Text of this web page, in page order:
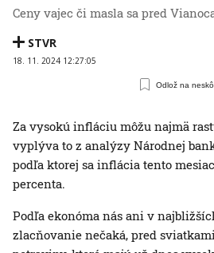
Ceny vajec či masla sa pred
STVR
18. 11. 2024 12:27:05
Odlož na
Za vysokú infláciu môžu najmä
vyplýva to z analýzy Národnej
podľa ktorej sa inflácia tento
percenta.
Podľa ekonóma nás ani v
zlacňovanie nečaká, pred